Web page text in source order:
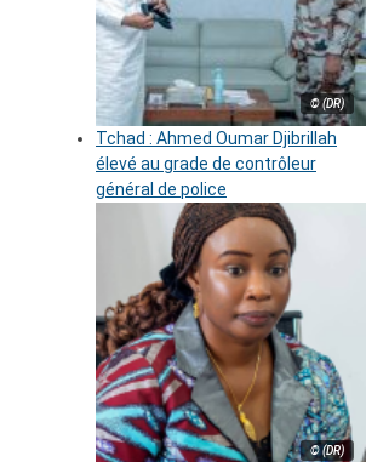
© (DR)
Tchad : Ahmed Oumar Djibrillah
élevé au grade de contrôleur
général de police
© (DR)